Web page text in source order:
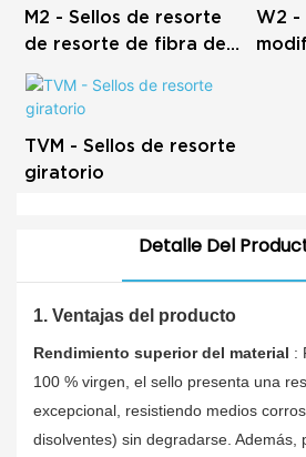
M2 - Sellos de resorte
de resorte de fibra de
carbono PTFE
W2 -
TVM - Sellos de resorte
giratorio
Detalle Del
1. Ventajas del producto
Rendimiento superior del material :
100 % virgen, el sello presenta una
excepcional, resistiendo medios
disolventes) sin degradarse. Además,